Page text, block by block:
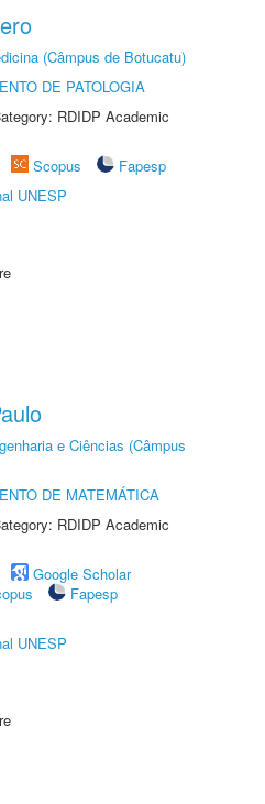
(Câmpus de Botucatu)
DE PATOLOGIA
RDIDP Academic
Scopus
Fapesp
UNESP
e Ciências (Câmpus
DE MATEMÁTICA
RDIDP Academic
Google Scholar
Fapesp
UNESP